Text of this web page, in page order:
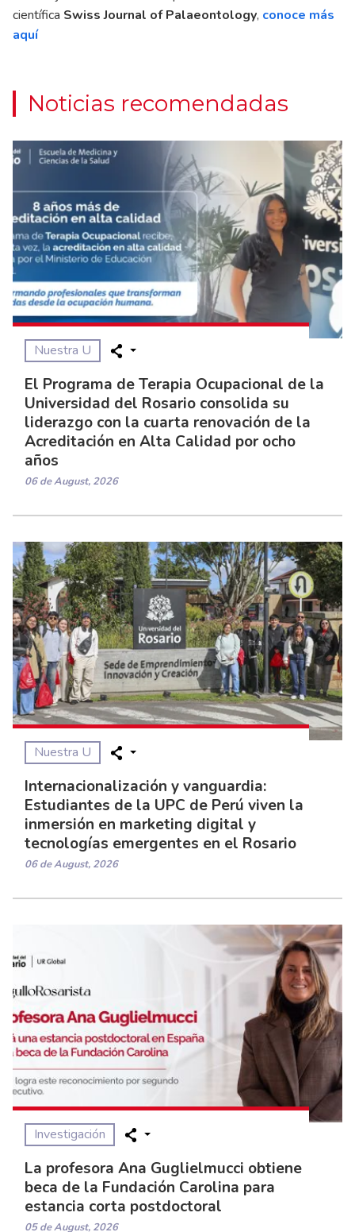
científica Swiss Journal of Palaeontology, conoce más
aquí
Noticias recomendadas
Nuestra U
El Programa de Terapia Ocupacional de la
Universidad del Rosario consolida su
liderazgo con la cuarta renovación de la
Acreditación en Alta Calidad por ocho
años
06 de August, 2026
Nuestra U
Internacionalización y vanguardia:
Estudiantes de la UPC de Perú viven la
inmersión en marketing digital y
tecnologías emergentes en el Rosario
06 de August, 2026
Investigación
La profesora Ana Guglielmucci obtiene
beca de la Fundación Carolina para
estancia corta postdoctoral
05 de August, 2026